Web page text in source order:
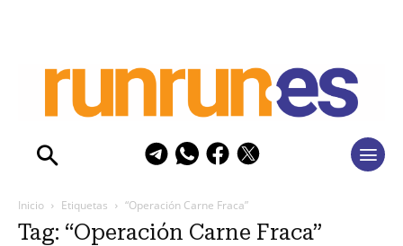
Inicio Etiquetas “Operación Carne Fraca”
Tag: “Operación Carne Fraca”